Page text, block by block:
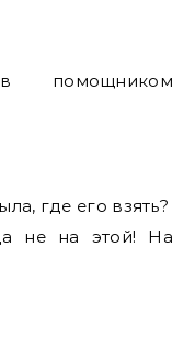
помощником
где его взять?
не на этой! На